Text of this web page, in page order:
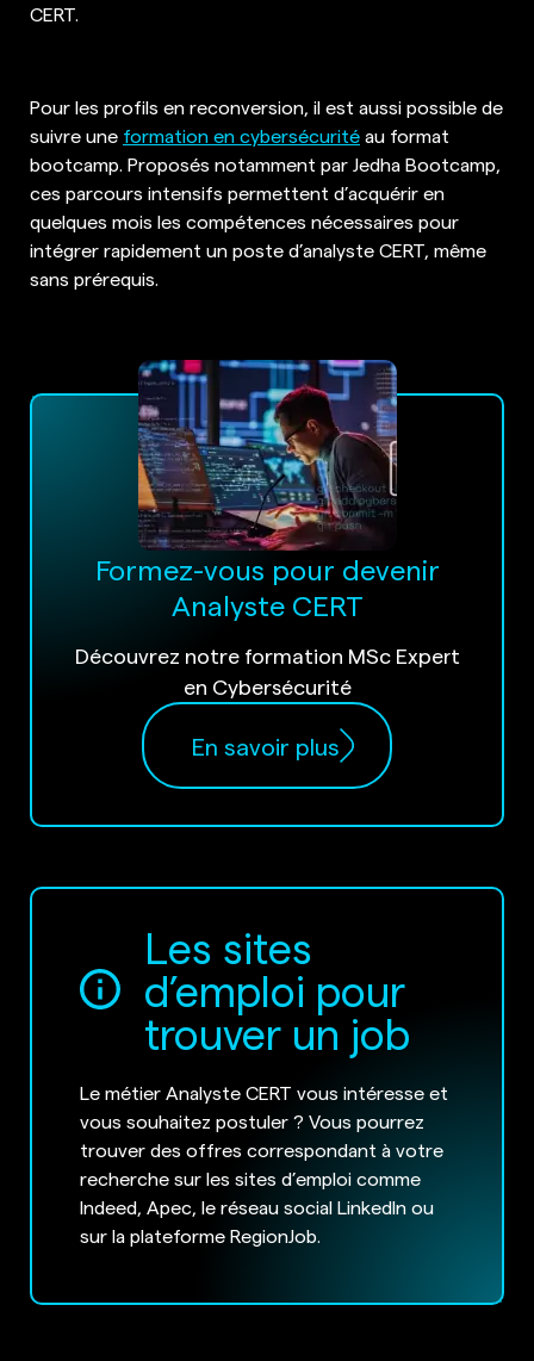
CERT.
Pour les profils en reconversion, il est aussi possible de
suivre une formation en cybersécurité au format
bootcamp. Proposés notamment par Jedha Bootcamp,
ces parcours intensifs permettent d’acquérir en
quelques mois les compétences nécessaires pour
intégrer rapidement un poste d’analyste CERT, même
sans prérequis.
Formez-vous pour devenir
Analyste CERT
Découvrez notre formation MSc Expert
en Cybersécurité
En savoir plus
Les sites
d’emploi pour
trouver un job
Le métier Analyste CERT vous intéresse et
vous souhaitez postuler ? Vous pourrez
trouver des offres correspondant à votre
recherche sur les sites d’emploi comme
Indeed, Apec, le réseau social LinkedIn ou
sur la plateforme RegionJob.